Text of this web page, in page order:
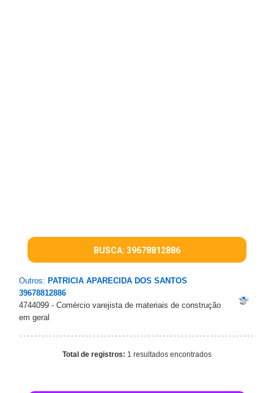
BUSCA: 39678812886
Outros: PATRICIA APARECIDA DOS SANTOS
39678812886
4744099 - Comércio varejista de materiais de construção
em geral
Total de registros: 1 resultados encontrados